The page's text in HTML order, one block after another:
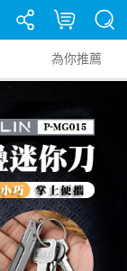
為你推薦